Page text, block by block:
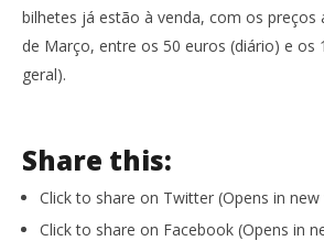
bilhetes já estão à venda, com os preços
de Março, entre os 50 euros (diário) e os
geral).
Share this:
Click to share on Twitter (Opens in
Click to share on Facebook (Opens in